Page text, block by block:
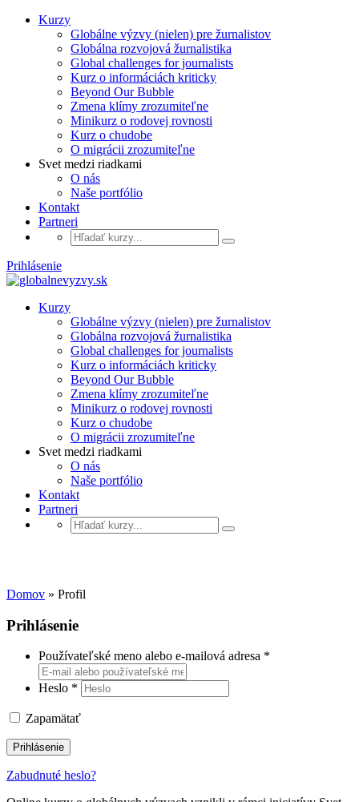
Kurzy
Globálne výzvy (nielen) pre žurnalistov
Globálna rozvojová žurnalistika
Global challenges for journalists
Kurz o informáciách kriticky
Beyond Our Bubble
Zmena klímy zrozumiteľne
Minikurz o rodovej rovnosti
Kurz o chudobe
O migrácii zrozumiteľne
Svet medzi riadkami
O nás
Naše portfólio
Kontakt
Partneri
Prihlásenie
Kurzy
Globálne výzvy (nielen) pre žurnalistov
Globálna rozvojová žurnalistika
Global challenges for journalists
Kurz o informáciách kriticky
Beyond Our Bubble
Zmena klímy zrozumiteľne
Minikurz o rodovej rovnosti
Kurz o chudobe
O migrácii zrozumiteľne
Svet medzi riadkami
O nás
Naše portfólio
Kontakt
Partneri
Domov » Profil
Prihlásenie
Používateľské meno alebo e-mailová adresa *
Heslo *
Zapamätať
Prihlásenie
Zabudnuté heslo?